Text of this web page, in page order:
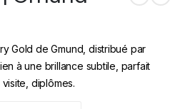
Gold de Gmund, distribué par
à une brillance subtile, parfait
diplômes.